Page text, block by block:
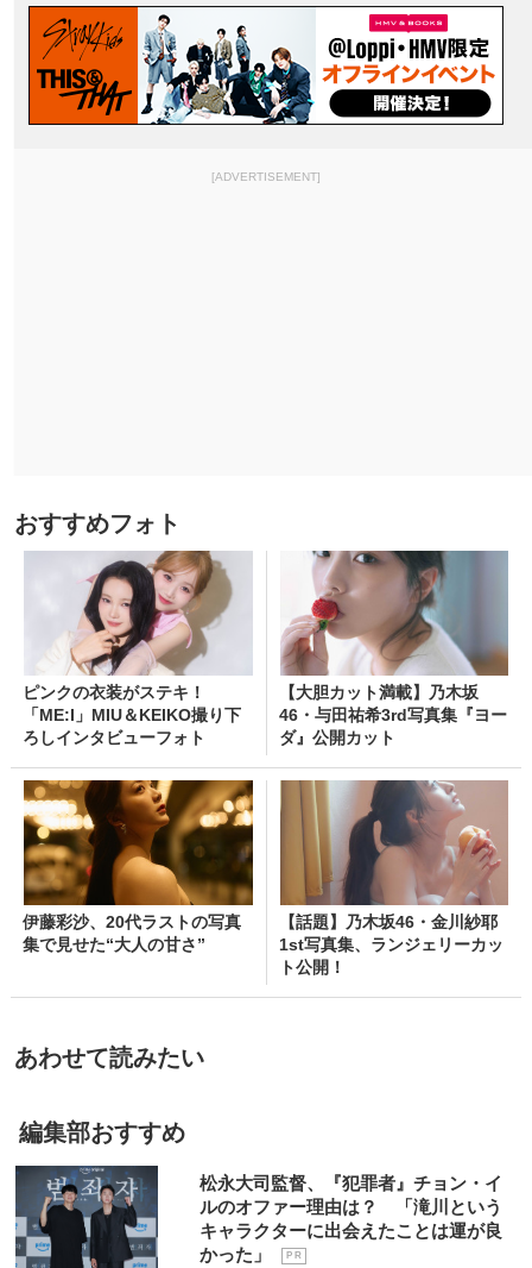
[ADVERTISEMENT]
おすすめフォト
ピンクの衣装がステキ！
「ME:I」MIU＆KEIKO撮り下
ろしインタビューフォト
【大胆カット満載】乃木坂
46・与田祐希3rd写真集『ヨー
ダ』公開カット
伊藤彩沙、20代ラストの写真
集で見せた“大人の甘さ”
【話題】乃木坂46・金川紗耶
1st写真集、ランジェリーカッ
ト公開！
あわせて読みたい
編集部おすすめ
松永大司監督、『犯罪者』チョン・イ
ルのオファー理由は？ 「滝川という
キャラクターに出会えたことは運が良
かった」
P R